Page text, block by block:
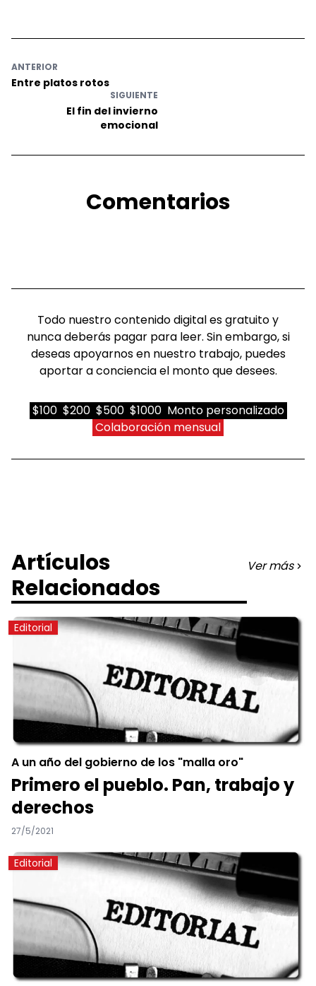
ANTERIOR
Entre platos rotos
SIGUIENTE
El fin del invierno
emocional
Comentarios
Todo nuestro contenido digital es gratuito y
nunca deberás pagar para leer. Sin embargo, si
deseas apoyarnos en nuestro trabajo, puedes
aportar a conciencia el monto que desees.
$100 $200 $500 $1000 Monto personalizado
Colaboración mensual
Artículos
Relacionados
Ver más
Editorial
A un año del gobierno de los "malla oro"
Primero el pueblo. Pan, trabajo y
derechos
27/5/2021
Editorial